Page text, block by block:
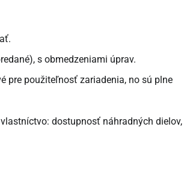
s obmedzeniami úprav.
pre použiteľnosť zariadenia, no sú plne
dostupnosť náhradných dielov,